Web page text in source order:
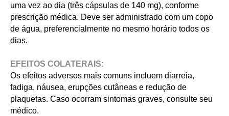
uma vez ao dia (três cápsulas de 140 mg), conforme
prescrição médica. Deve ser administrado com um copo
de água, preferencialmente no mesmo horário todos os
dias.
EFEITOS COLATERAIS:
Os efeitos adversos mais comuns incluem diarreia,
fadiga, náusea, erupções cutâneas e redução de
plaquetas. Caso ocorram sintomas graves, consulte seu
médico.